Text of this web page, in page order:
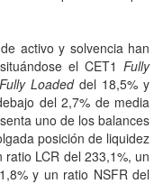
activo y solvencia han
el CET1 Fully
Fully Loadeddel 18,5% y
del 2,7% de media
uno de los balances
posición de liquidez
LCR del 233,1%, un
y un ratio NSFR del